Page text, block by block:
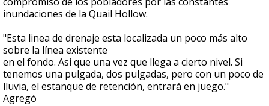
inundaciones de la Quail Hollow.
"Esta linea de drenaje esta localizada un poco más alto
sobre la línea existente
en el fondo. Asi que una vez que llega a cierto nivel. Si
tenemos una pulgada, dos pulgadas, pero con un poco de
lluvia, el estanque de retención, entrará en juego."
Agregó